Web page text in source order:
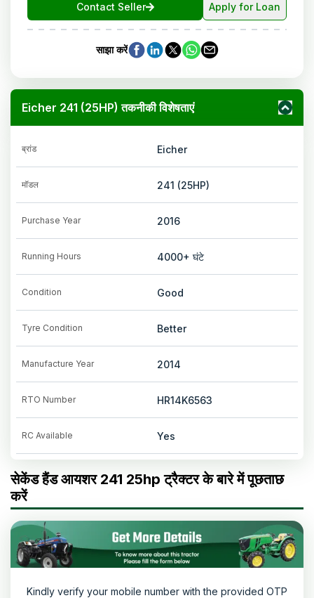
Contact Seller Apply for Loan
साझा करें
Eicher 241 (25HP) तकनीकी विशेषताएं
ब्रांड Eicher
मॉडल 241 (25HP)
Purchase Year 2016
Running Hours 4000+ घंटे
Condition Good
Tyre Condition Better
Manufacture Year 2014
RTO Number HR14K6563
RC Available Yes
सेकेंड हैंड आयशर 241 25hp ट्रैक्टर के बारे में पूछताछ
करें
Kindly verify your mobile number with the provided OTP